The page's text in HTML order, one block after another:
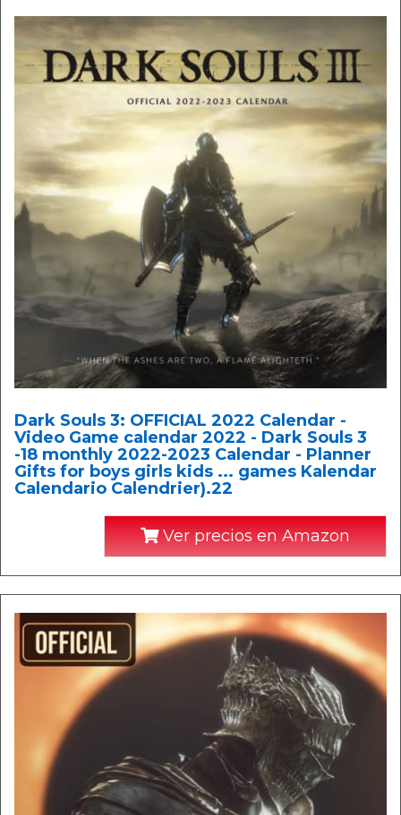
Dark Souls 3: OFFICIAL 2022 Calendar -
Video Game calendar 2022 - Dark Souls 3
-18 monthly 2022-2023 Calendar - Planner
Gifts for boys girls kids ... games Kalendar
Calendario Calendrier).22
Ver precios en Amazon